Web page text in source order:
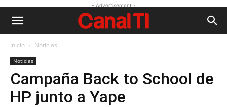
- Advertisement -
Inicio Noticias
Noticias
Campaña Back to School de
HP junto a Yape